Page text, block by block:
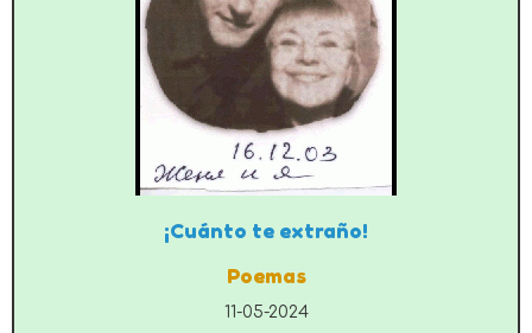
¡Cuánto te extraño!
Poemas
11-05-2024